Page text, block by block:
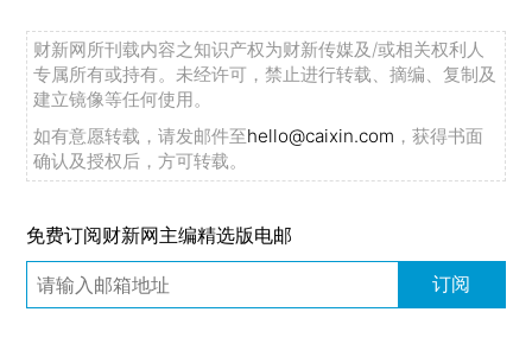
财新网所刊载内容之知识产权为财新传媒及/或相关权利人
专属所有或持有。未经许可，禁止进行转载、摘编、复制及
建立镜像等任何使用。
如有意愿转载，请发邮件至hello@caixin.com ，获得书面
确认及授权后，方可转载。
免费订阅财新网主编精选版电邮
订阅